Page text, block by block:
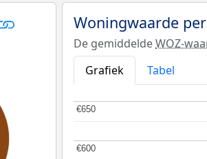
Woningwaarde
De gemiddeldeWOZ-
Grafiek
Tabel
€600
€600
€650
€650